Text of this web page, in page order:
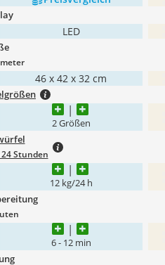
LED
46 x 42 x 32 cm
2 Größen
Stunden
12 kg/24 h
6 - 12 min